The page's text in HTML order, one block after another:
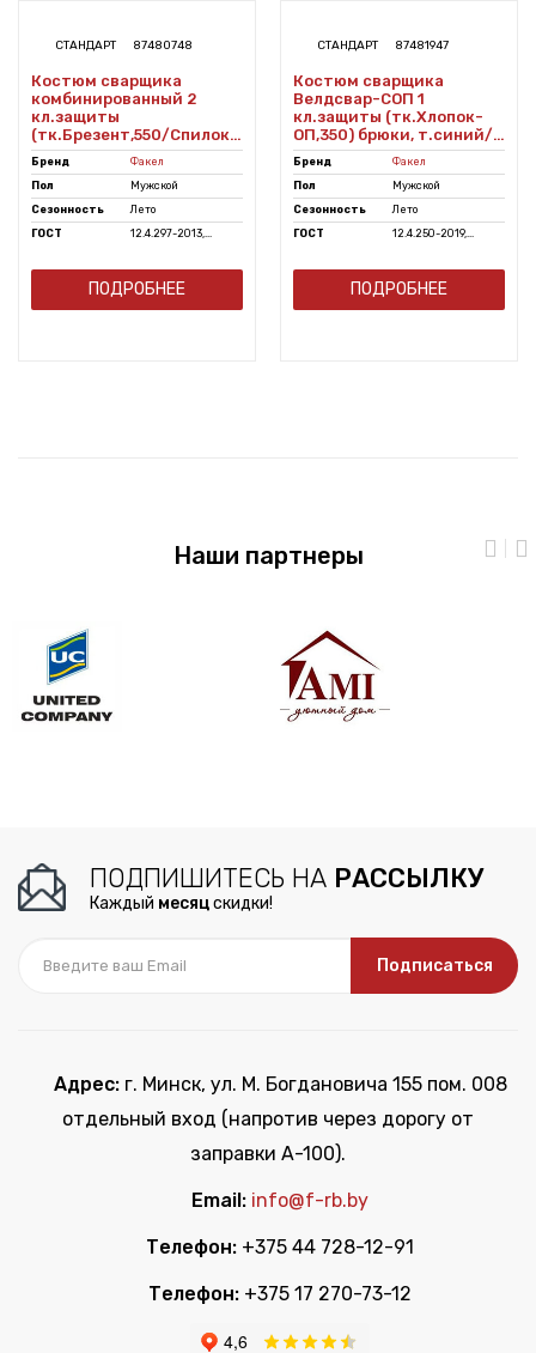
СТАНДАРТ 87480748
Костюм сварщика
комбинированный 2
кл.защиты
(тк.Брезент,550/Спилок
S=1,5), черный/бежевый
Бренд
Факел
Пол
Мужской
Сезонность
Лето
ГОСТ
12.4.297-2013,...
ПОДРОБНЕЕ
СТАНДАРТ 87481947
Костюм сварщика
Велдсвар-СОП 1
кл.защиты (тк.Хлопок-
ОП,350) брюки, т.синий/
красный
Бренд
Факел
Пол
Мужской
Сезонность
Лето
ГОСТ
12.4.250-2019,...
ПОДРОБНЕЕ
Наши партнеры
ПОДПИШИТЕСЬ НА РАССЫЛКУ
Каждый месяцскидки!
Подписаться
Адрес:г. Минск, ул. М. Богдановича 155 пом. 008
отдельный вход (напротив через дорогу от
заправки А-100).
Email: info@f-rb.by
Телефон: +375 44 728-12-91
Телефон: +375 17 270-73-12